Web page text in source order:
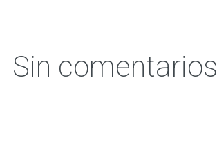
Sin comentarios